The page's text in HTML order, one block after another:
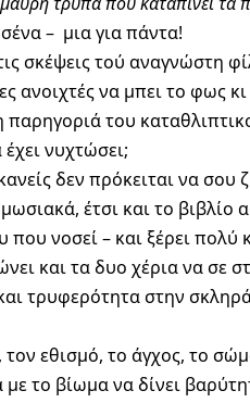
– μια για πάντα!
σκέψεις τού αναγνώστη
ανοιχτές να μπει το φως
παρηγοριά του
νυχτώσει;
δεν πρόκειται να σου
έτσι και το βιβλίο
νοσεί – και ξέρει πολύ
και τα δυο χέρια να σε
τρυφερότητα στην
εθισμό, το άγχος, το
το βίωμα να δίνει